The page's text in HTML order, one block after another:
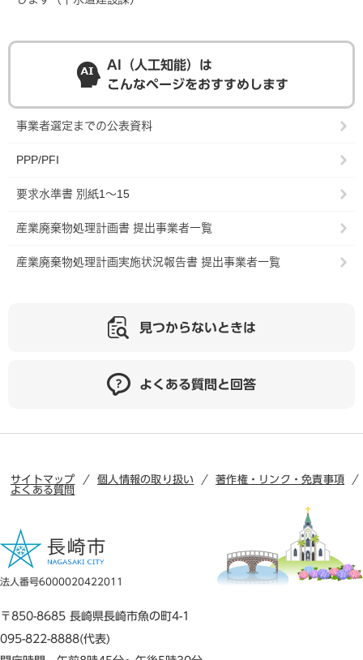
AI（人工知能）は
こんなページをおすすめします
事業者選定までの公表資料
PPP/PFI
要求水準書 別紙1～15
産業廃棄物処理計画書 提出事業者一覧
産業廃棄物処理計画実施状況報告書 提出事業者一覧
見つからないときは
よくある質問と回答
サイトマップ 個人情報の取り扱い
著作権・リンク・免責事項
よくある質問
法人番号6000020422011
〒850-8685 長崎県長崎市魚の町4-1
095-822-8888(代表)